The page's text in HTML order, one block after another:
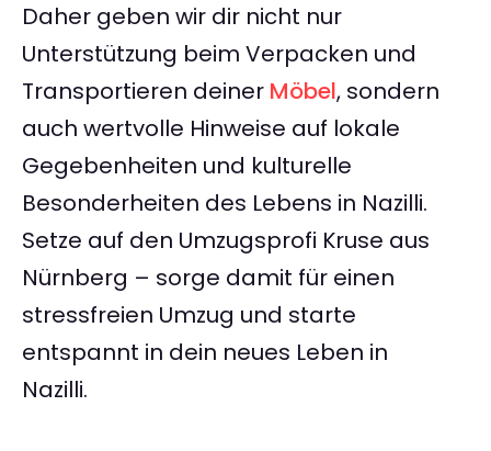
Daher geben wir dir nicht nur
Unterstützung beim Verpacken und
Transportieren deiner Möbel, sondern
auch wertvolle Hinweise auf lokale
Gegebenheiten und kulturelle
Besonderheiten des Lebens in Nazilli.
Setze auf den Umzugsprofi Kruse aus
Nürnberg – sorge damit für einen
stressfreien Umzug und starte
entspannt in dein neues Leben in
Nazilli.